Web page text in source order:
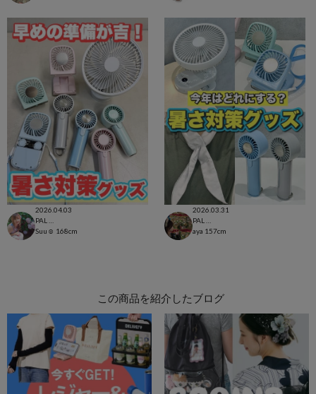
2026.04.03
Suu☺︎ 168cm
2026.03.31
aya 157cm
この商品を紹介したブログ